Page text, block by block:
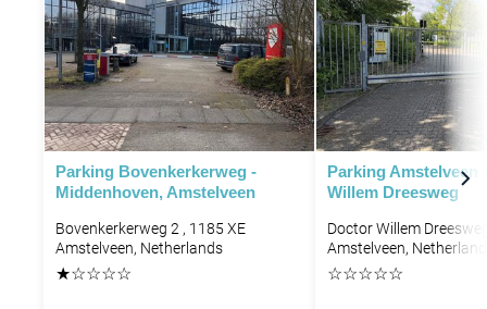
Parking Bovenkerkerweg -
Middenhoven, Amstelveen
Bovenkerkerweg 2 , 1185 XE
Amstelveen, Netherlands
★☆☆☆☆
Parking Amstelveen
Willem Dreesweg
Doctor Willem
Amstelveen,
☆☆☆☆☆